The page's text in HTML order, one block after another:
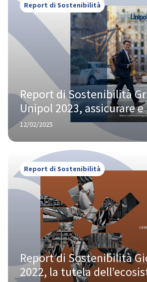
Report di Sostenibilità
Report di Sostenibilità
Unipol 2023, assicurare
per la creazione di valore
12/02/2025
Report di Sostenibilità
Report di Sostenibilità
2022, la tutela